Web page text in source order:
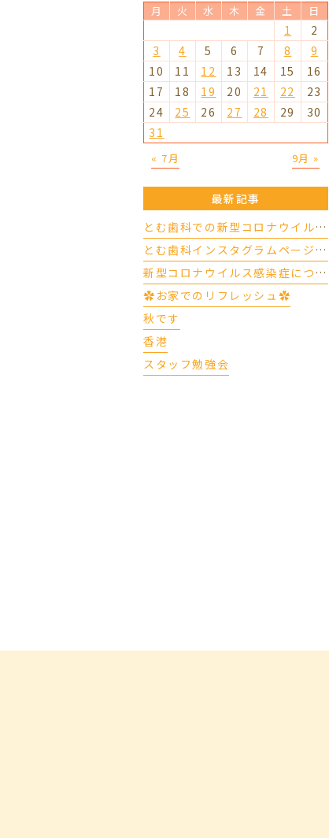
月 火 水 木 金 土 日
« 7月 9月 »
1
2
3
4 5 6 7 8
9
10
11 12 13 14 15
16
17
18 19 20 21 22
23
24
25 26 27 28 29
30
31
最新記事
とむ歯科での新型コロナウイルスの対応について（4/17更新）
とむ歯科インスタグラムページができました
新型コロナウイルス感染症について
✿お家でのリフレッシュ✿
秋です
香港
スタッフ勉強会